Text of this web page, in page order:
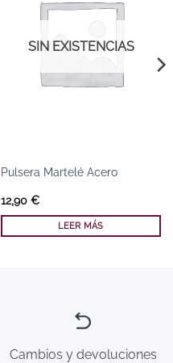
SIN EXISTENCIAS
Pulsera Martelé Acero
12,90 €
LEER MÁS
Cambios y devoluciones